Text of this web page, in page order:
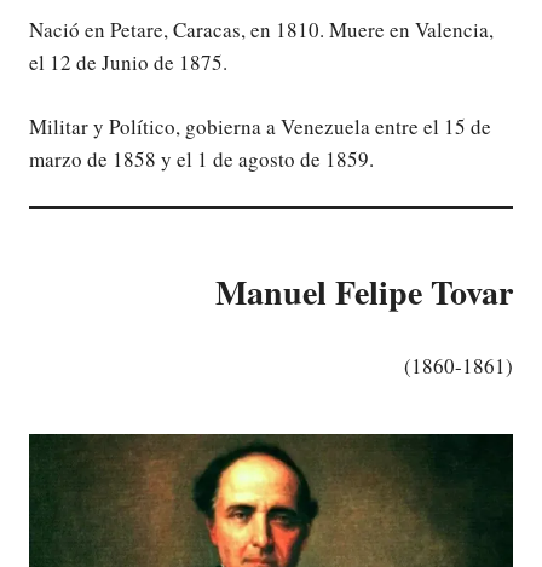
Nació en Petare, Caracas, en 1810. Muere en Valencia,
el 12 de Junio de 1875.
Militar y Político, gobierna a Venezuela entre el 15 de
marzo de 1858 y el 1 de agosto de 1859.
Manuel Felipe Tovar
(1860-1861)